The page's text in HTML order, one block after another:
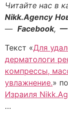
Читайте нас в
Nikk.Agency
— Facebook, —
Текст «Для
дерматологи
компрессы,
увлажнение.»
Израиля
…